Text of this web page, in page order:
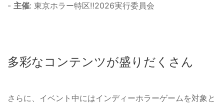
- 主催: 東京ホラー特区‼2026実行委員会
多彩なコンテンツが盛りだくさん
さらに、イベント中にはインディーホラーゲームを対象と